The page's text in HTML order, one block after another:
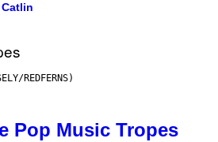
REDFERNS)
Pop Music Tropes